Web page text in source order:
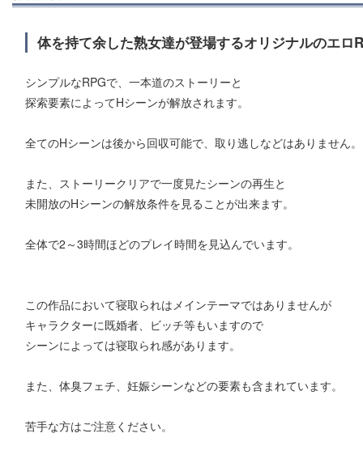
体を持て余した熟女達が登場するオリジナルのエロ
シンプルなRPGで、一本道のストーリーと
探索要素によってHシーンが解放されます。
全てのHシーンは後から回収可能で、取り逃しなどはありません。
また、ストーリークリアで一度見たシーンの再生と
未開放のHシーンの解放条件を見ることが出来ます。
全体で2～3時間ほどのプレイ時間を見込んでいます。
この作品において寝取られはメインテーマではありませんが
キャラクターに既婚者、ビッチ等もいますので
シーンによっては寝取られ感があります。
また、体臭フェチ、妊娠シーンなどの要素も含まれています。
苦手な方はご注意ください。